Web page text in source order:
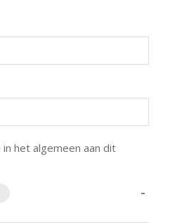
het algemeen aan dit
-